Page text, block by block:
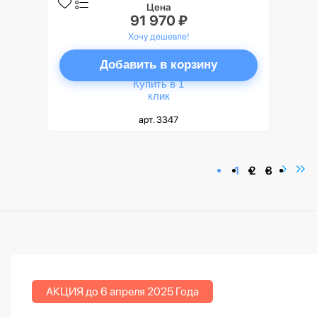
Цена
91 970 ₽
Хочу дешевле!
Добавить в корзину
Купить в 1
клик
арт. 3347
1 2 3
АКЦИЯ до 6 апреля 2025 Года